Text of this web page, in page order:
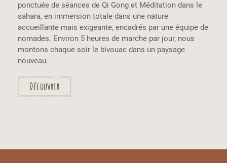
ponctuée de séances de Qi Gong et Méditation dans le
sahara, en immersion totale dans une nature
accueillante mais exigeante, encadrés par une équipe de
nomades. Environ 5 heures de marche par jour, nous
montons chaque soir le bivouac dans un paysage
nouveau.
Découvrir